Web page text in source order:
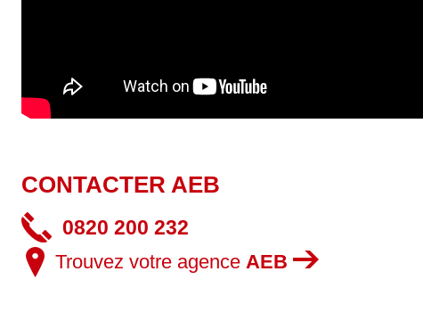
CONTACTER AEB
0820 200 232
Trouvez votre agence AEB